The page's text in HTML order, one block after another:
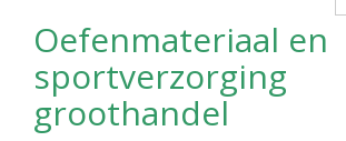
Oefenmateriaal en
sportverzorging
groothandel